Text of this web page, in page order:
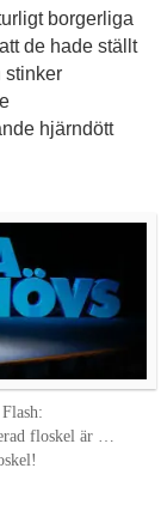
borgerliga
de hade ställt
stinker
hjärndött
floskel är …